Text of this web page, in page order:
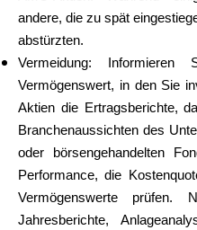
andere, die zu spät
abstürzten.
Vermeidung:
Vermögenswert, in den Sie
Aktien die Ertragsberichte,
Branchenaussichten des
oder börsengehandelten
Performance, die
Vermögenswerte prüfen.
Jahresberichte,